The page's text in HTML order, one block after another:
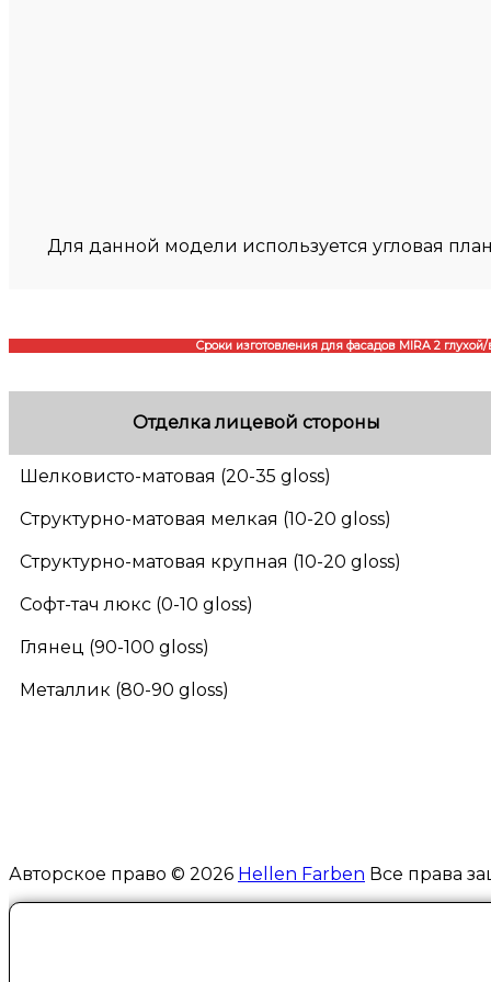
Для данной модели используется угловая
Сроки изготовления для фасадов MIRA 2
Отделка лицевой стороны
Шелковисто-матовая (20-35 gloss)
Структурно-матовая мелкая (10-20 gloss)
Структурно-матовая крупная (10-20 gloss)
Софт-тач люкс (0-10 gloss)
Глянец (90-100 gloss)
Металлик (80-90 gloss)
Авторское право © 2026 Hellen Farben Все права